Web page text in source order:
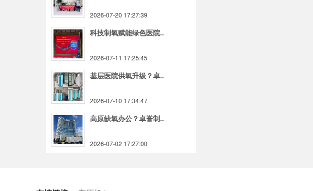
2026-07-20 17:27:39
科技制氧赋能绿色医院..
2026-07-11 17:25:45
基层医院供氧升级？卓..
2026-07-10 17:34:47
高原缺氧办公？卓誉制..
2026-07-02 17:27:00